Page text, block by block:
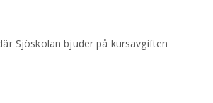
Sjöskolan bjuder på kursavgiften